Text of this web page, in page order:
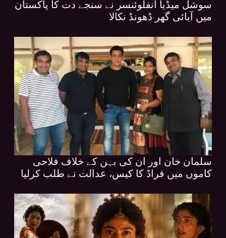
سوشل میڈیا انفلوئنسر نے سنجے دت کا پاکستان
میں آبائی گھر ڈھونڈ نکالا
سلمان خان اور ان کی بہن کے خلاف فلاحی
کاموں میں فراڈ کا کیس، عدالت نے طلب کرلیا